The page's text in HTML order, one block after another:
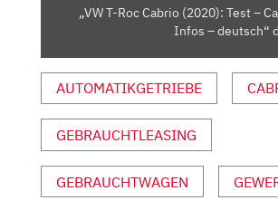
INFOS
VON
YOUTUBE
ANZEIGEN
„VW T-Roc Cabrio (2020): Test –
Infos – deutsch“
AUTOMATIKGETRIEBE
GEBRAUCHTLEASING
GEBRAUCHTWAGEN